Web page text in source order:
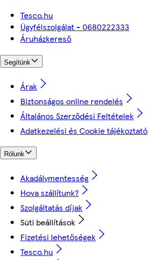
Tesco.hu
Ügyfélszolgálat - 0680222333
Áruházkereső
Segítünk
Árak
Biztonságos online rendelés
Általános Szerződési Feltételek
Adatkezelési és Cookie tájékoztató
Rólunk
Akadálymentesség
Hova szállítunk?
Szolgáltatás díjak
Süti beállítások
Fizetési lehetőségek
Tesco.hu